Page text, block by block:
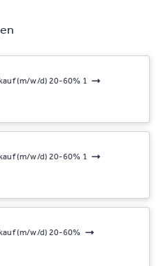
(m/w/d) 20-60% 1
(m/w/d) 20-60% 1
(m/w/d) 20-60%